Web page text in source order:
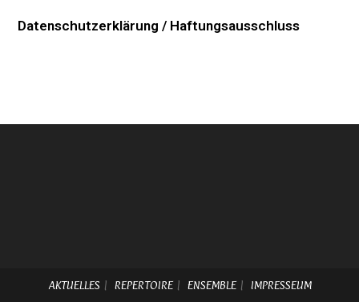
Datenschutzerklärung / Haftungsausschluss
AKTUELLES REPERTOIRE ENSEMBLE IMPRESSEUM